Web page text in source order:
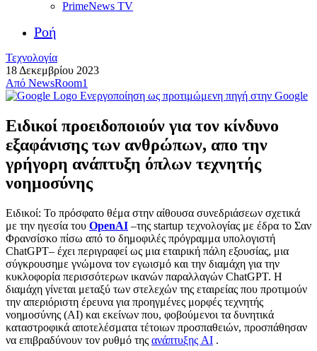
PrimeNews TV
Ροή
Τεχνολογία
18 Δεκεμβρίου 2023
Από NewsRoom1
Ενεργοποίηση ως προτιμώμενη πηγή στην Google
Ειδικοί προειδοποιούν για τον κίνδυνο
εξαφάνισης των ανθρώπων, απο την
γρήγορη ανάπτυξη όπλων τεχνητής
νοημοσύνης
Ειδικοί: Το πρόσφατο θέμα στην αίθουσα συνεδριάσεων σχετικά
με την ηγεσία του OpenAI –της startup τεχνολογίας με έδρα το Σαν
Φρανσίσκο πίσω από το δημοφιλές πρόγραμμα υπολογιστή
ChatGPT– έχει περιγραφεί ως μια εταιρική πάλη εξουσίας, μια
σύγκρουσημε γνώμονα τον εγωισμό και την διαμάχη για την
κυκλοφορία περισσότερων ικανών παραλλαγών ChatGPT. Η
διαμάχη γίνεται μεταξύ των στελεχών της εταιρείας που προτιμούν
την απεριόριστη έρευνα για προηγμένες μορφές τεχνητής
νοημοσύνης (AI) και εκείνων που, φοβούμενοι τα δυνητικά
καταστροφικά αποτελέσματα τέτοιων προσπαθειών, προσπάθησαν
να επιβραδύνουν τον ρυθμό της ανάπτυξης AI .